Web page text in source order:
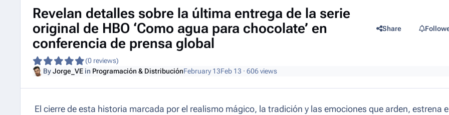
Revelan detalles sobre la última entrega de la serie
original de HBO ‘Como agua para chocolate’ en
conferencia de prensa global
(0 reviews)
Share
ByJorge_VEin Programación & DistribuciónFebruary 13Feb 13 · 606 views
El cierre de esta historia marcada por el realismo mágico, la tradición y las emociones que arden, estrena